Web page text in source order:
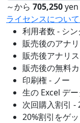
～から 705,250yen
ライセンスについて
利用者数 - シ
販売後のアナ
販売後アナリ
販売後の無料
印刷権 - ノー
生の Excel デ
次回購入割引 -
20%割引をゲッ